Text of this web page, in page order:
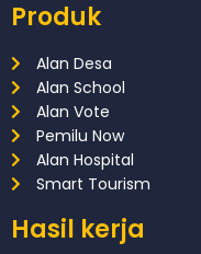
Produk
Alan Desa
Alan School
Alan Vote
Pemilu Now
Alan Hospital
Smart Tourism
Hasil kerja